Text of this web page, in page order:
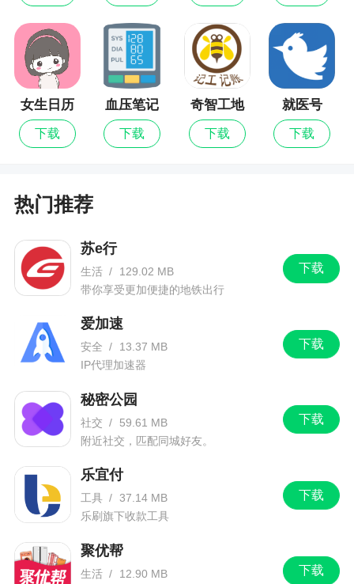
女生日历
下载
血压笔记
下载
奇智工地
考勤
下载
就医号
下载
热门推荐
下载
苏e行
生活 /
129.02 MB
带你享受更加便捷的地铁出行
下载
爱加速
安全 /
13.37 MB
IP代理加速器
下载
秘密公园
社交 /
59.61 MB
附近社交，匹配同城好友。
下载
乐宜付
工具 / 37.14 MB
乐刷旗下收款工具
下载
聚优帮
生活 /
12.90 MB